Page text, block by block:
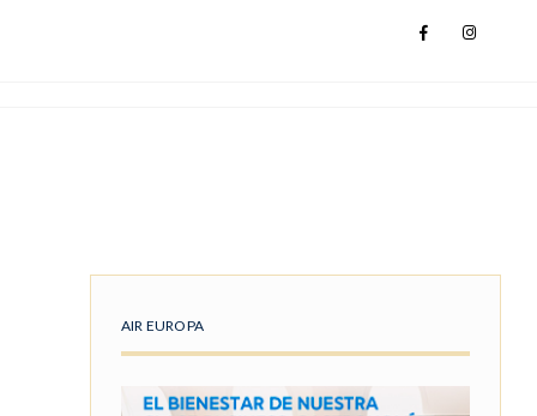
AIR EUROPA